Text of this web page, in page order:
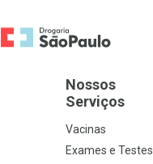
Ir para a Home
Nossos
Serviços
Vacinas
Exames e Testes